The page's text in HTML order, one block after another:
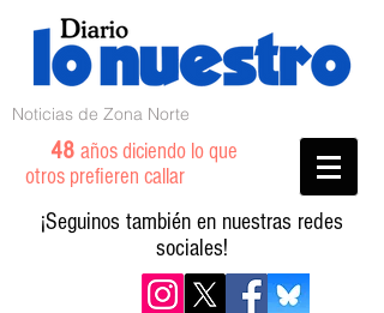
Noticias de Zona Norte
48 años diciendo lo que
otros prefieren callar
¡Seguinos también en nuestras redes
sociales!